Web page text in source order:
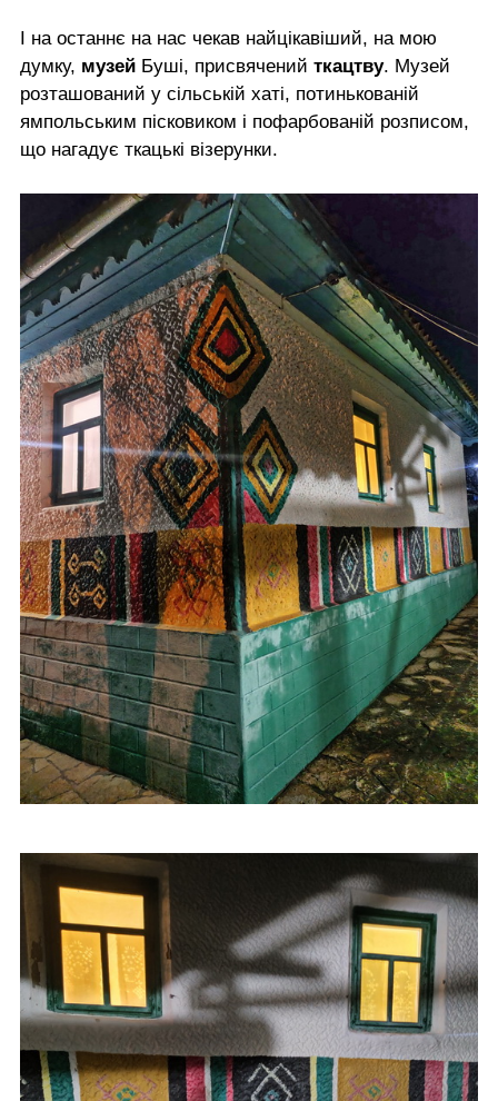
І на останнє на нас чекав найцікавіший, на мою
думку, музей Буші, присвячений ткацтву. Музей
розташований у сільській хаті, потинькованій
ямпольським пісковиком і пофарбованій розписом,
що нагадує ткацькі візерунки.